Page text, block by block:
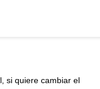
si quiere cambiar el